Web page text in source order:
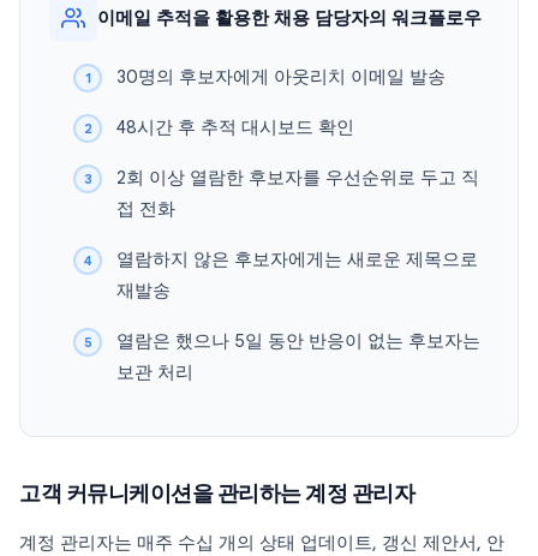
이메일 추적을 활용한 채용 담당자의 워크플로우
30명의 후보자에게 아웃리치 이메일 발송
48시간 후 추적 대시보드 확인
2회 이상 열람한 후보자를 우선순위로 두고 직
접 전화
열람하지 않은 후보자에게는 새로운 제목으로
재발송
열람은 했으나 5일 동안 반응이 없는 후보자는
보관 처리
고객 커뮤니케이션을 관리하는 계정 관리자
계정 관리자는 매주 수십 개의 상태 업데이트, 갱신 제안서, 안